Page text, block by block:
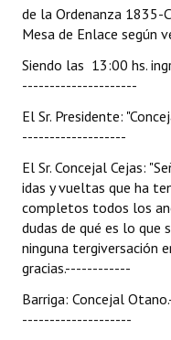
Reconocimientos -
Bariloche, Municipio
REFORMA DE LA CARTA
de la Ordenanza 1835-
Mesa de Enlace según
Siendo las 13:00 hs.
---------------------
El Sr. Presidente:
-------------------
El Sr. Concejal Cejas:
idas y vueltas que ha
completos todos los
dudas de qué es lo que
ninguna tergiversación
gracias.------------
Barriga: Concejal
--------------------